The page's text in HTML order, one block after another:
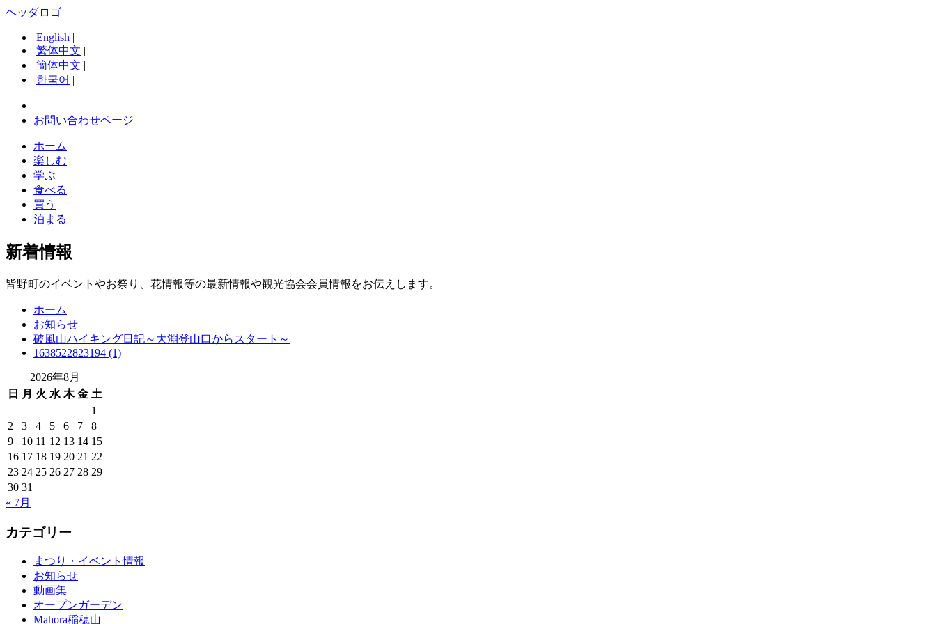
ヘッダロゴ
English |
繁体中文 |
簡体中文 |
한국어 |
お問い合わせページ
ホーム
楽しむ
学ぶ
食べる
買う
泊まる
新着情報
皆野町のイベントやお祭り、花情報等の最新情報や観光協会会員情報をお伝えします。
ホーム
お知らせ
破風山ハイキング日記～大淵登山口からスタート～
1638522823194 (1)
2026年8月
日
月 火 水 木 金 土
1
2
3 4 5 6 7
8
9
10 11 12 13 14 15
16 17 18 19 20 21 22
23 24 25 26 27 28 29
30 31
« 7月
カテゴリー
まつり・イベント情報
お知らせ
動画集
オープンガーデン
Mahora稲穂山